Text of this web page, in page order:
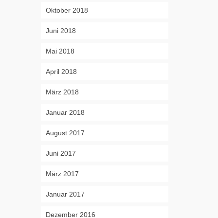
Oktober 2018
Juni 2018
Mai 2018
April 2018
März 2018
Januar 2018
August 2017
Juni 2017
März 2017
Januar 2017
Dezember 2016